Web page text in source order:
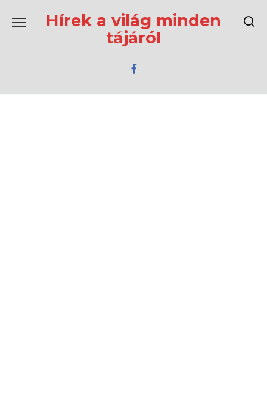
содержаниюHírek a világ minden
tájáról